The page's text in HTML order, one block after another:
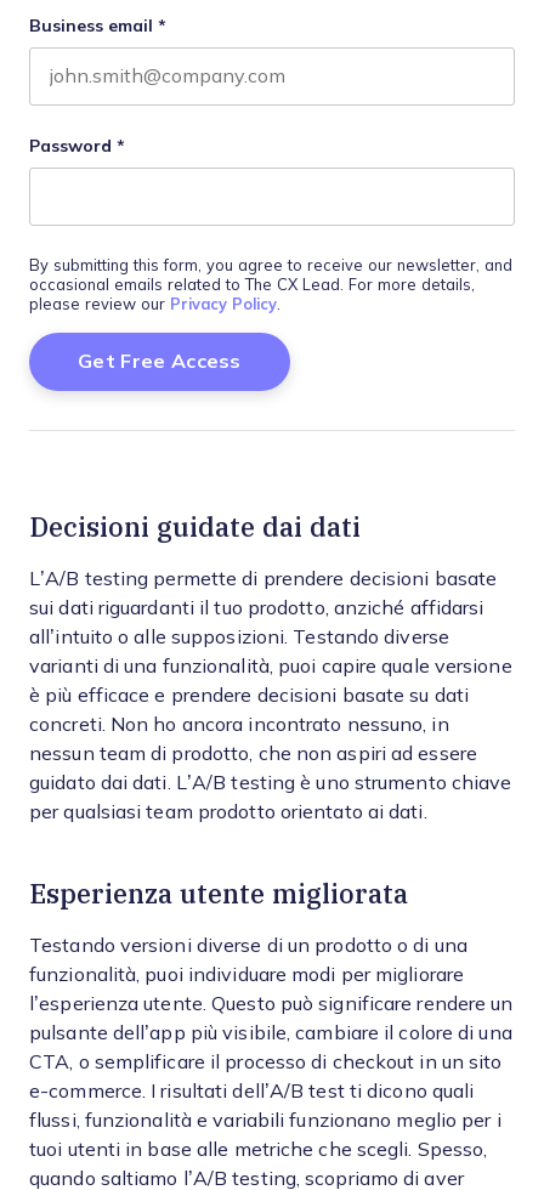
Business email *
Password *
By submitting this form, you agree to receive our newsletter, and
occasional emails related to The CX Lead. For more details,
please review our Privacy Policy.
Decisioni guidate dai dati
L’A/B testing permette di prendere decisioni basate
sui dati riguardanti il tuo prodotto, anziché affidarsi
all’intuito o alle supposizioni. Testando diverse
varianti di una funzionalità, puoi capire quale versione
è più efficace e prendere decisioni basate su dati
concreti. Non ho ancora incontrato nessuno, in
nessun team di prodotto, che non aspiri ad essere
guidato dai dati. L’A/B testing è uno strumento chiave
per qualsiasi team prodotto orientato ai dati.
Esperienza utente migliorata
Testando versioni diverse di un prodotto o di una
funzionalità, puoi individuare modi per migliorare
l’esperienza utente. Questo può significare rendere un
pulsante dell’app più visibile, cambiare il colore di una
CTA, o semplificare il processo di checkout in un sito
e-commerce. I risultati dell’A/B test ti dicono quali
flussi, funzionalità e variabili funzionano meglio per i
tuoi utenti in base alle metriche che scegli. Spesso,
quando saltiamo l’A/B testing, scopriamo di aver